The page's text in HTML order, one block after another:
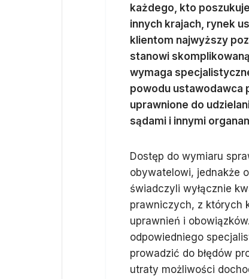
każdego, kto
innych krajach, rynek
klientom najwyższy
stanowi
wymaga
powodu ustawodawca
uprawnione do
sądami i innymi
Dostęp do wymiaru
obywatelowi, jednakże
świadczyli wyłącznie
prawniczych, z których
uprawnień i
odpowiedniego
prowadzić do błędów
utraty możliwości